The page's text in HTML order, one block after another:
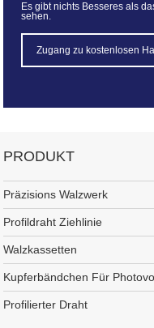
Es gibt nichts Besseres als
sehen.
Zugang zu kostenlosen
PRODUKT
Präzisions Walzwerk
Profildraht Ziehlinie
Walzkassetten
Kupferbändchen Für
Profilierter Draht